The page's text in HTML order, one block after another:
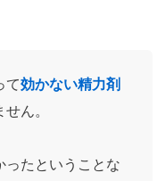
て効かない精力剤
ん。
ったということな